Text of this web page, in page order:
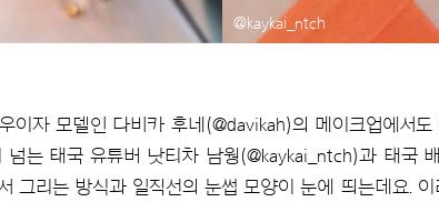
@kaykai_ntch
이자 모델인 다비카 후네(@davikah)의 메이크업에서
넘는 태국 유튜버 낫티차 남웡(@kaykai_ntch)과 태국
그리는 방식과 일직선의 눈썹 모양이 눈에 띄는데요.